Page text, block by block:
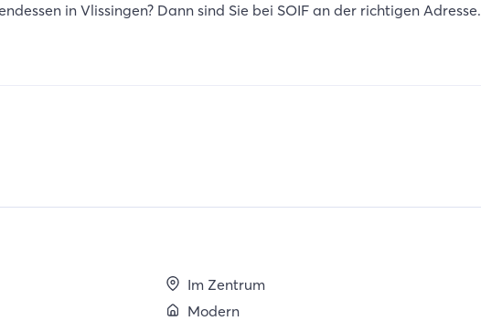
in Vlissingen? Dann sind Sie bei SOIF an der richtigen Adresse.
Im Zentrum
Modern